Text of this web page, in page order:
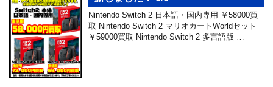
Nintendo Switch 2 日本語・国内専用 ￥58000買
取 Nintendo Switch 2 マリオカートWorldセット
￥59000買取 Nintendo Switch 2 多言語版 …